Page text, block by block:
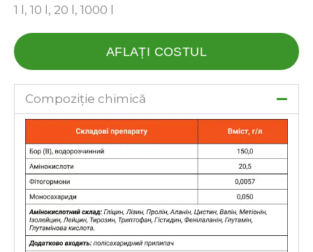
1 l, 10 l, 20 l, 1000 l
AFLAȚI COSTUL
Compoziție chimică